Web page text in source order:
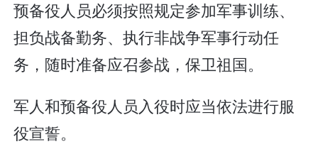
预备役人员必须按照规定参加军事训练、
担负战备勤务、执行非战争军事行动任
务，随时准备应召参战，保卫祖国。
军人和预备役人员入役时应当依法进行服
役宣誓。